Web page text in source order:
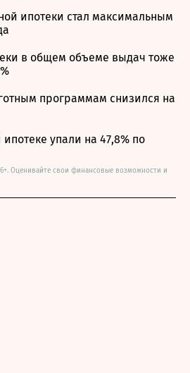
ипотеки стал максимальным
в общем объеме выдач тоже
программам снизился на
упали на 47,8% по
Оценивайте свои финансовые возможности и